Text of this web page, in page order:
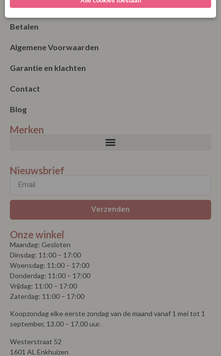
Bestellen
Betalen
Algemene Voorwaarden
Garantie en klachten
Contact
Blog
Merken
Nieuwsbrief
Verzenden
Onze winkel
Maandag: Gesloten
Dinsdag: 11:00 – 17:00
Woensdag: 11:00 – 17:00
Donderdag: 11:00 – 17:00
Vrijdag: 11:00 – 17:00
Zaterdag: 11:00 – 17:00
Koopzondag elke eerste zondag van de maand vanaf 1 mei tot 1
september, 13.00 – 17.00 uur.
Westerstraat 52
1601 AL Enkhuizen